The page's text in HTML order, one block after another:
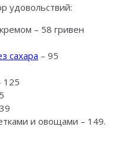
удовольствий:
– 58 гривен
сахара – 95
125
и овощами – 149.